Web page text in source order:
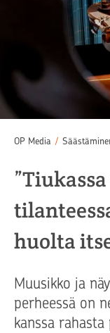
OP Media /
huolta
Muusikko ja
perheessä on
kanssa